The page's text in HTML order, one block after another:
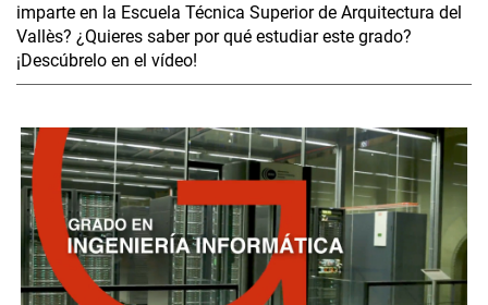
imparte en la Escuela Técnica Superior de Arquitectura del
Vallès? ¿Quieres saber por qué estudiar este grado?
¡Descúbrelo en el vídeo!